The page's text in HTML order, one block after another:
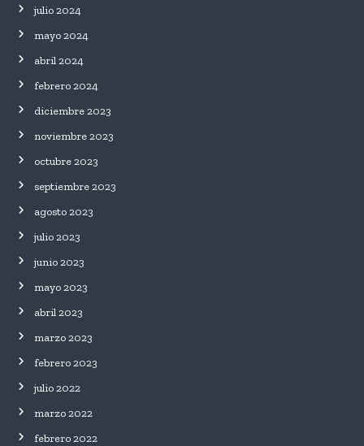
julio 2024
mayo 2024
abril 2024
febrero 2024
diciembre 2023
noviembre 2023
octubre 2023
septiembre 2023
agosto 2023
julio 2023
junio 2023
mayo 2023
abril 2023
marzo 2023
febrero 2023
julio 2022
marzo 2022
febrero 2022